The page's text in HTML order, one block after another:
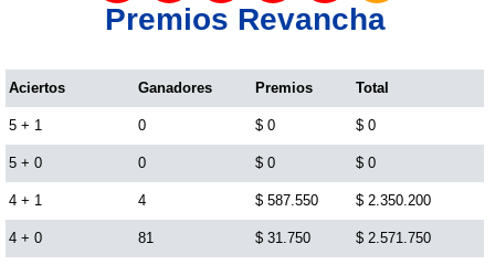
Antioqueñita Tarde
Astro Sol
Astro Luna
Cafeterito Tarde
Premios Revancha
Aciertos Ganadores Premios Total
5 + 1 0 $ 0 $ 0
5 + 0 0 $ 0 $ 0
4 + 1 4 $ 587.550 $ 2.350.200
4 + 0 81 $ 31.750 $ 2.571.750